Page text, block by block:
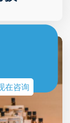
在咨询